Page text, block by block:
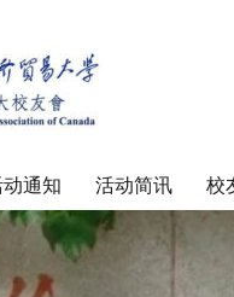
友会
通知 活动简讯 校